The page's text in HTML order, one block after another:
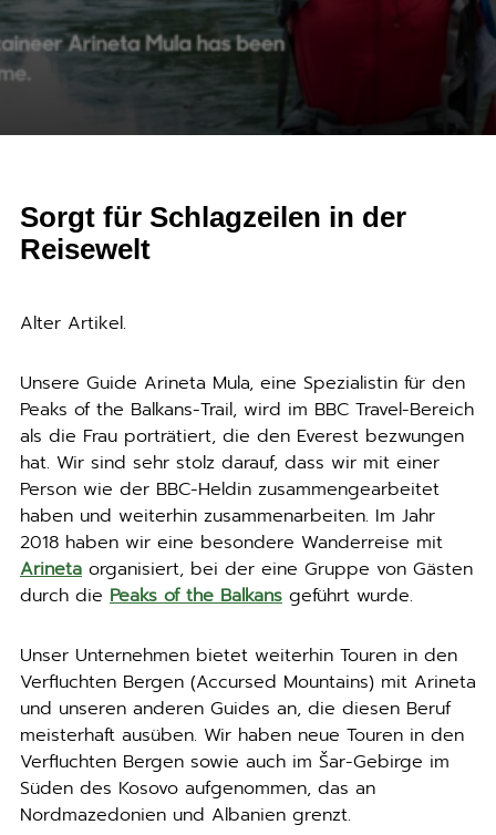
Sorgt für Schlagzeilen in der
Reisewelt
Alter Artikel.
Unsere Guide Arineta Mula, eine Spezialistin für den
Peaks of the Balkans-Trail, wird im BBC Travel-Bereich
als die Frau porträtiert, die den Everest bezwungen
hat. Wir sind sehr stolz darauf, dass wir mit einer
Person wie der BBC-Heldin zusammengearbeitet
haben und weiterhin zusammenarbeiten. Im Jahr
2018 haben wir eine besondere Wanderreise mit
Arinetaorganisiert, bei der eine Gruppe von Gästen
durch die Peaks of the Balkansgeführt wurde.
Unser Unternehmen bietet weiterhin Touren in den
Verfluchten Bergen (Accursed Mountains) mit Arineta
und unseren anderen Guides an, die diesen Beruf
meisterhaft ausüben. Wir haben neue Touren in den
Verfluchten Bergen sowie auch im Šar-Gebirge im
Süden des Kosovo aufgenommen, das an
Nordmazedonien und Albanien grenzt.